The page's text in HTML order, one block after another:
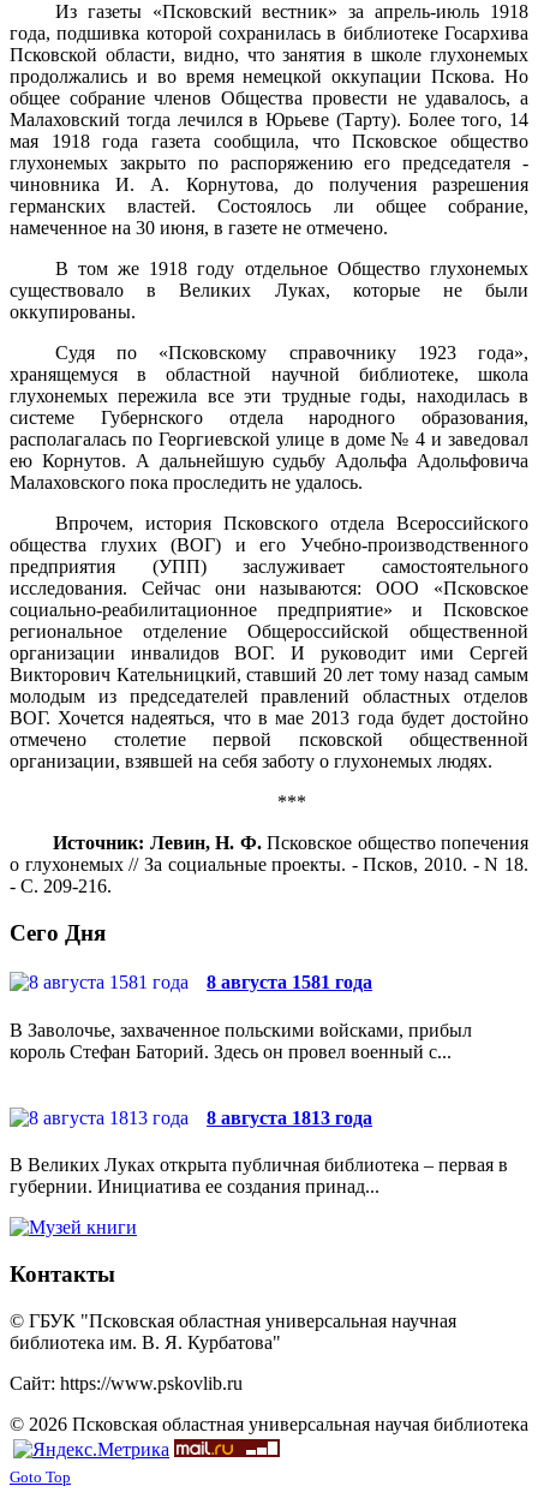
Из газеты «Псковский вестник» за апрель-июль 1918
года, подшив­ка которой сохранилась в библиотеке Госархива
Псковской области, видно, что занятия в школе глухонемых
продолжались и во время немецкой оккупации Пскова. Но
общее собрание членов Общества провести не удавалось, а
Малаховский тогда лечился в Юрьеве (Тар­ту). Более того, 14
мая 1918 года газета сообщила, что Псковское общество
глухонемых закрыто по распоряжению его председателя -
чиновника И. А. Корнутова, до получения разрешения
германских властей. Состоялось ли общее собрание,
намеченное на 30 июня, в газете не отмечено.
В том же 1918 году отдельное Общество глухонемых
существо­вало в Великих Луках, которые не были
оккупированы.
Судя по «Псковскому справочнику 1923 года»,
хранящемуся в областной научной библиотеке, школа
глухонемых пережила все эти трудные годы, находилась в
системе Губернского отдела народного образования,
располагалась по Георгиевской улице в доме № 4 и за­ведовал
ею Корнутов. А дальнейшую судьбу Адольфа Адольфовича
Малаховского пока проследить не удалось.
Впрочем, история Псковского отдела Всероссийского
общества глухих (ВОГ) и его Учебно-производственного
предприятия (УПП) заслуживает самостоятельного
исследования. Сейчас они называют­ся: ООО «Псковское
социально-реабилитационное предприятие» и Псковское
региональное отделение Общероссийской общественной
организации инвалидов ВОГ. И руководит ими Сергей
Викторович Кательницкий, ставший 20 лет тому назад самым
молодым из пред­седателей правлений областных отделов
ВОГ. Хочется надеяться, что в мае 2013 года будет достойно
отмечено столетие первой псковской общественной
организации, взявшей на себя заботу о глухонемых людях.
***
Источник: Левин, Н. Ф.Псковское общество попечения
о глухонемых // За социальные проекты. - Псков, 2010. - N 18.
- С. 209-216.
Сего Дня
8 августа 1581 года
В Заволочье, захваченное польскими войсками, прибыл
король Стефан Баторий. Здесь он провел военный с...
8 августа 1813 года
В Великих Луках открыта публичная библиотека – первая в
губернии. Инициатива ее создания принад...
Контакты
© ГБУК "Псковская областная универсальная научная
библиотека им. В. Я. Курбатова"
Сайт: https://www.pskovlib.ru
© 2026 Псковская областная универсальная научая библиотека
Goto Top